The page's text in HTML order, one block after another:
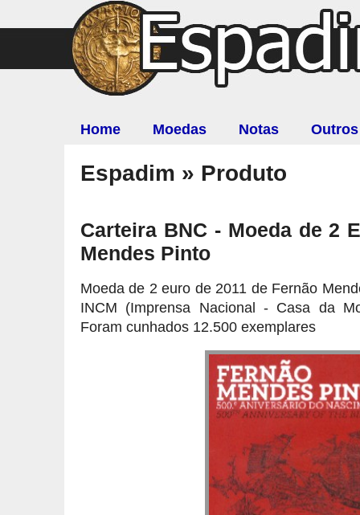
Home Moedas Notas Outros
Espadim » Produto
Carteira BNC - Moeda de 2
Mendes Pinto
Moeda de 2 euro de 2011 de Fernão
INCM (Imprensa Nacional - Casa da
Foram cunhados 12.500 exemplares